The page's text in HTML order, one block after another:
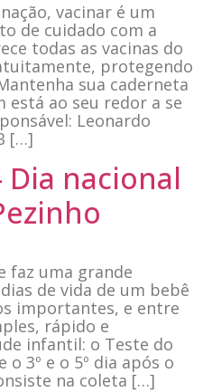
vacinar é um
de cuidado com a
todas as vacinas do
protegendo
sua caderneta
está ao seu redor a se
Leonardo
[…]
Dia nacional
faz uma grande
de vida de um bebê
importantes, e entre
rápido e
infantil: o Teste do
o 3º e o 5º dia após o
na coleta […]